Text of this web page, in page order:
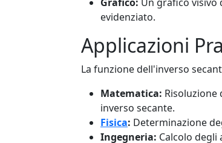
evidenziato.
Applicazioni
La funzione dell'inverso
Matematica: Risoluzione
inverso secante.
Fisica: Determinazione
Ingegneria: Calcolo